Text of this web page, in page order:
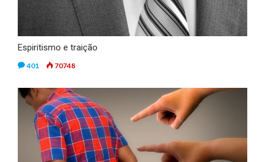
Espiritismo e traição
401 70748